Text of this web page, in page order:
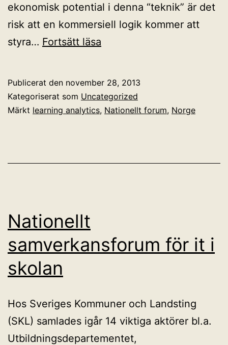
ekonomisk potential i denna “teknik” är det
risk att en kommersiell logik kommer att
styra… Fortsätt läsa
norska
–
Publicerat den november 28, 2013
Kategoriserat som Uncategorized
Märkt learning analytics, Nationellt forum, Norge
Nationellt
samverkansforum för it i
skolan
Hos Sveriges Kommuner och Landsting
(SKL) samlades igår 14 viktiga aktörer bl.a.
Utbildningsdepartementet,